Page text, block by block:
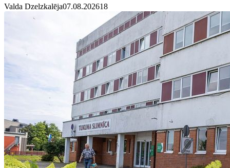
Valda Dzelzkalēja07.08.202618